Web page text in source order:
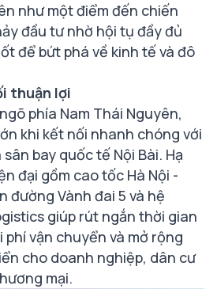
như một điểm đến chiến
đầu tư nhờ hội tụ đầy đủ
để bứt phá về kinh tế và đô
thuận lợi
phía Nam Thái Nguyên,
khi kết nối nhanh chóng với
sân bay quốc tế Nội Bài. Hạ
đại gồm cao tốc Hà Nội -
đường Vành đai 5 và hệ
giúp rút ngắn thời gian
phí vận chuyển và mở rộng
cho doanh nghiệp, dân cư
mại.